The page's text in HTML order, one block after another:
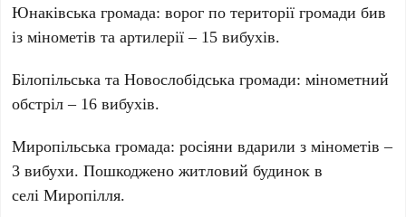
Юнаківська громада: ворог по території громади бив
із мінометів та артилерії – 15 вибухів.
Білопільська та Новослобідська громади: мінометний
обстріл – 16 вибухів.
Миропільська громада: росіяни вдарили з мінометів –
3 вибухи. Пошкоджено житловий будинок в
селі Миропілля.